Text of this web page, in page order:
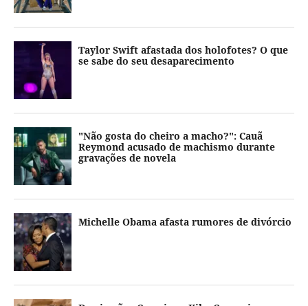
Taylor Swift afastada dos holofotes? O que
se sabe do seu desaparecimento
"Não gosta do cheiro a macho?": Cauã
Reymond acusado de machismo durante
gravações de novela
Michelle Obama afasta rumores de divórcio